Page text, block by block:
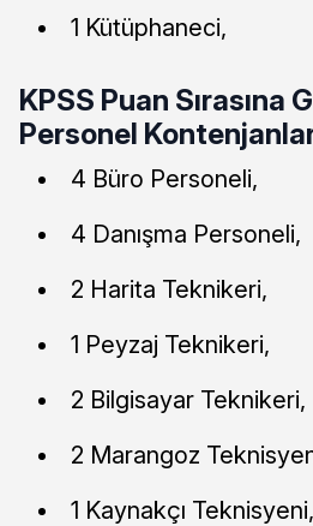
1 Kütüphaneci,
KPSS Puan Sırasına
Personel
4 Büro Personeli,
4 Danışma Personeli,
2 Harita Teknikeri,
1 Peyzaj Teknikeri,
2 Bilgisayar Teknikeri,
2 Marangoz
1 Kaynakçı Teknisyeni,